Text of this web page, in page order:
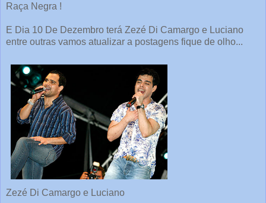
Raça Negra !
E Dia 10 De Dezembro terá Zezé Di Camargo e Luciano
entre outras vamos atualizar a postagens fique de olho...
Zezé Di Camargo e Luciano